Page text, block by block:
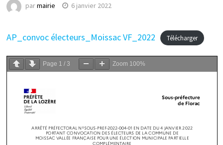
parmairie 6 janvier 2022
AP_convoc électeurs_Moissac VF_2022 Télécharger
Page 1 / 3 Zoom 100%